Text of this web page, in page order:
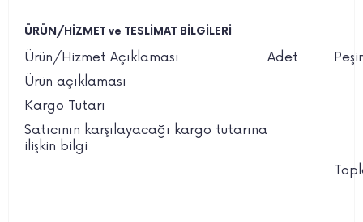
ÜRÜN/HİZMET ve TESLİMAT BİLGİLERİ
Ürün/Hizmet Açıklaması Adet
Ürün açıklaması
Kargo Tutarı
Satıcının karşılayacağı kargo tutarına
ilişkin bilgi